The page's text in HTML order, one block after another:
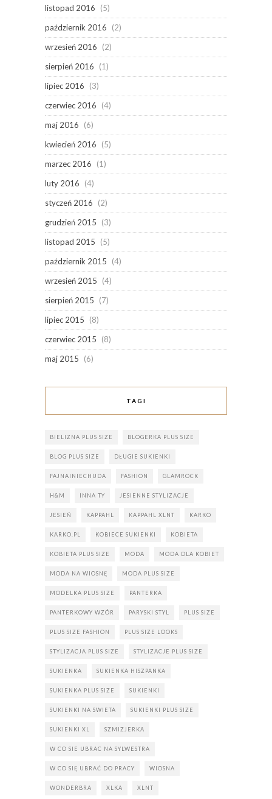
listopad 2016
(5)
październik 2016
(2)
wrzesień 2016
(2)
sierpień 2016
(1)
lipiec 2016
(3)
czerwiec 2016
(4)
maj 2016
(6)
kwiecień 2016
(5)
marzec 2016
(1)
luty 2016
(4)
styczeń 2016
(2)
grudzień 2015
(3)
listopad 2015
(5)
październik 2015
(4)
wrzesień 2015
(4)
sierpień 2015
(7)
lipiec 2015
(8)
czerwiec 2015
(8)
maj 2015
(6)
TAGI
BIELIZNA PLUS SIZE BLOGERKA PLUS SIZE
BLOG PLUS SIZE DŁUGIE SUKIENKI
FAJNAINIECHUDA FASHION GLAMROCK
H&M INNA TY JESIENNE STYLIZACJE
JESIEŃ KAPPAHL KAPPAHL XLNT KARKO
KARKO.PL KOBIECE SUKIENKI KOBIETA
KOBIETA PLUS SIZE MODA MODA DLA KOBIET
MODA NA WIOSNĘ MODA PLUS SIZE
MODELKA PLUS SIZE PANTERKA
PANTERKOWY WZÓR PARYSKI STYL PLUS SIZE
PLUS SIZE FASHION PLUS SIZE LOOKS
STYLIZACJA PLUS SIZE STYLIZACJE PLUS SIZE
SUKIENKA SUKIENKA HISZPANKA
SUKIENKA PLUS SIZE SUKIENKI
SUKIENKI NA SWIETA SUKIENKI PLUS SIZE
SUKIENKI XL SZMIZJERKA
W CO SIE UBRAC NA SYLWESTRA
W CO SIĘ UBRAĆ DO PRACY WIOSNA
WONDERBRA XLKA XLNT